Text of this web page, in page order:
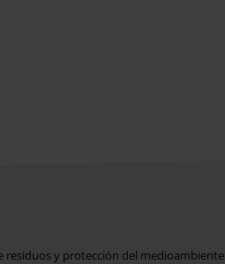
residuos y protección del medioambiente